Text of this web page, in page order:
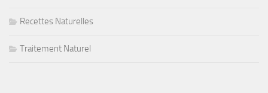
Recettes Naturelles
Traitement Naturel